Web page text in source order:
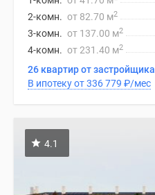
2-комн. от 82.70 м2
3-комн. от 137.00 м2
4-комн. от 231.40 м2
26 квартир от застройщика
В ипотеку от 336 779 ₽/мес
4.1